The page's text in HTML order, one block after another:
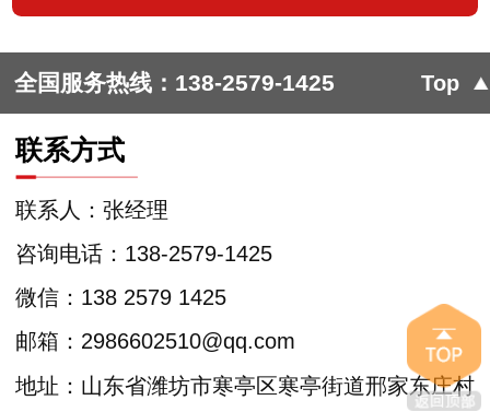
全国服务热线： 138-2579-1425 Top
联系方式
咨询电话：138-2579-1425
联系人：张经理
微信：138 2579 1425
邮箱：2986602510@qq.com
地址：山东省潍坊市寒亭区寒亭街道邢家东庄村